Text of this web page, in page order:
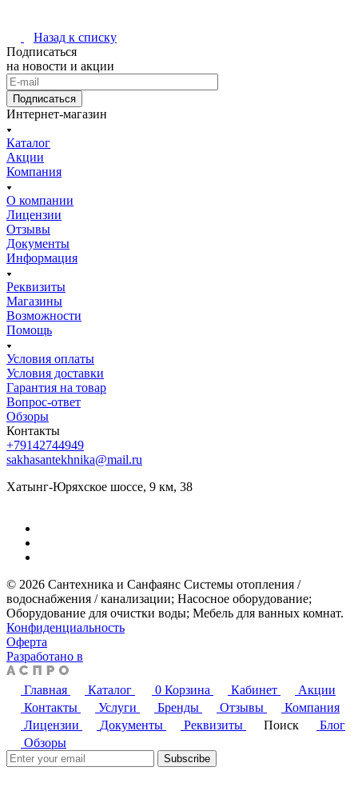
Назад к списку
Подписаться
на новости и акции
Подписаться
Интернет-магазин
Каталог
Акции
Компания
О компании
Лицензии
Отзывы
Документы
Информация
Реквизиты
Магазины
Возможности
Помощь
Условия оплаты
Условия доставки
Гарантия на товар
Вопрос-ответ
Обзоры
Контакты
+79142744949
sakhasantekhnika@mail.ru
Хатынг-Юряхское шоссе, 9 км, 38
© 2026 Сантехника и Санфаянс ​Системы отопления /
водоснабжения / канализации; ​Насосное оборудование; ​
Оборудование для очистки воды; ​Мебель для ванных комнат.
Конфиденциальность
Оферта
Разработано в
Главная Каталог 0 Корзина Кабинет
Акции
Контакты
Услуги Бренды Отзывы
Компания
Лицензии
Документы Реквизиты Поиск
Блог
Обзоры
Subscribe